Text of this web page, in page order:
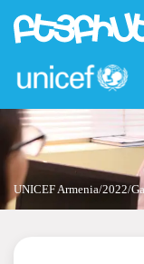
Skip
content
UNICEF Armenia/2022/